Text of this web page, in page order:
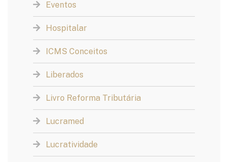
Eventos
Hospitalar
ICMS Conceitos
Liberados
Livro Reforma Tributária
Lucramed
Lucratividade